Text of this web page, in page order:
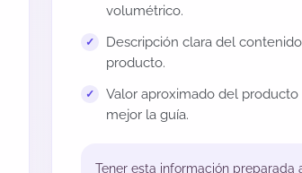
volumétrico.
Descripción clara del
producto.
Valor aproximado del
mejor la guía.
Tener esta información preparada